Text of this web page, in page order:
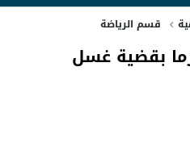
قسم الرياضة
بقضية غسل